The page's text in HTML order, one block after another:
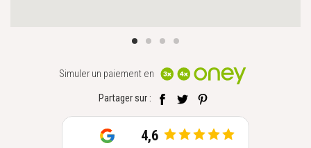
Simuler un paiement en
Partager sur :
4,6